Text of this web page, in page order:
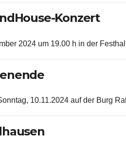
Konzert
2024 um 19.00 h in der
10.11.2024 auf der Burg